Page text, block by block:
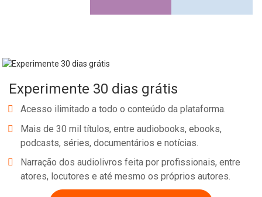
Experimente 30 dias grátis
Acesso ilimitado a todo o conteúdo da plataforma.
Mais de 30 mil títulos, entre audiobooks, ebooks,
podcasts, séries, documentários e notícias.
Narração dos audiolivros feita por profissionais, entre
atores, locutores e até mesmo os próprios autores.